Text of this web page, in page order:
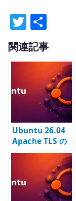
T
w
it
r
有
関連記事
Ubuntu 26.04
Apache TLS の
基本設定 –
HTTPS と証明書
を構成する